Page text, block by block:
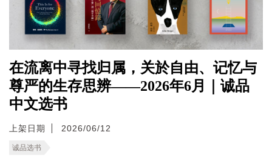
在流离中寻找归属，关於自由、记忆与
尊严的生存思辨——2026年6月｜诚品
中文选书
上架日期 2026/06/12
诚品选书